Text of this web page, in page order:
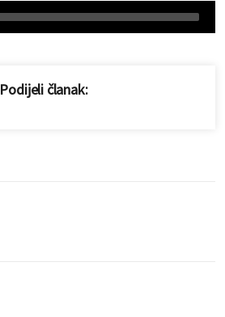
Podijeli članak: